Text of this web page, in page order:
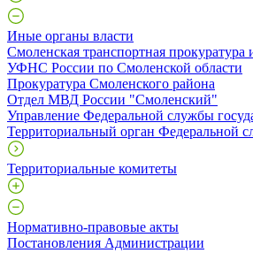
Иные органы власти
Смоленская транспортная
УФНС России по Смоленской области
Прокуратура Смоленского района
Отдел МВД России "Смоленский"
Управление Федеральной службы
Территориальный орган Федеральной
Территориальные комитеты
Нормативно-правовые акты
Постановления Администрации